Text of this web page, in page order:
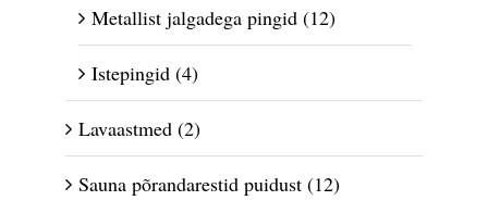
Metallist jalgadega pingid (12)
Istepingid (4)
Lavaastmed (2)
Sauna põrandarestid puidust (12)